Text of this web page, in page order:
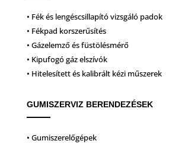
• Fék és lengéscsillapító vizsgáló padok
• Fékpad korszerűsítés
• Gázelemző és füstölésmérő
• Kipufogó gáz elszívók
• Hitelesített és kalibrált kézi műszerek
GUMISZERVIZ BERENDEZÉSEK
• Gumiszerelőgépek